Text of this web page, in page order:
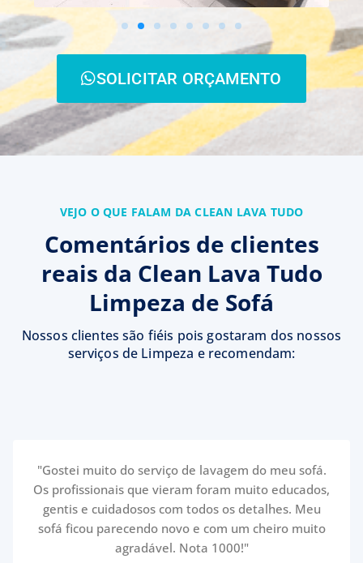
SOLICITAR ORÇAMENTO
VEJO O QUE FALAM DA CLEAN LAVA TUDO
Comentários de clientes
reais da Clean Lava Tudo
Limpeza de Sofá
Nossos clientes são fiéis pois gostaram dos nossos
serviços de Limpeza e recomendam:
"Gostei muito do serviço de lavagem do meu sofá.
Os profissionais que vieram foram muito educados,
gentis e cuidadosos com todos os detalhes. Meu
sofá ficou parecendo novo e com um cheiro muito
agradável. Nota 1000!"